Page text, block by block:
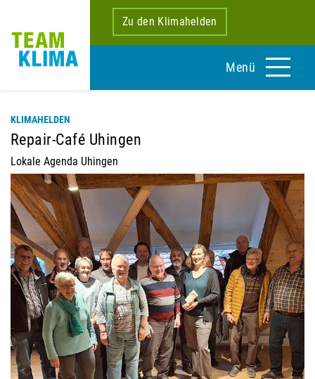
Zu den Klimahelden
Menü
KLIMAHELDEN
Repair-Café Uhingen
Lokale Agenda Uhingen